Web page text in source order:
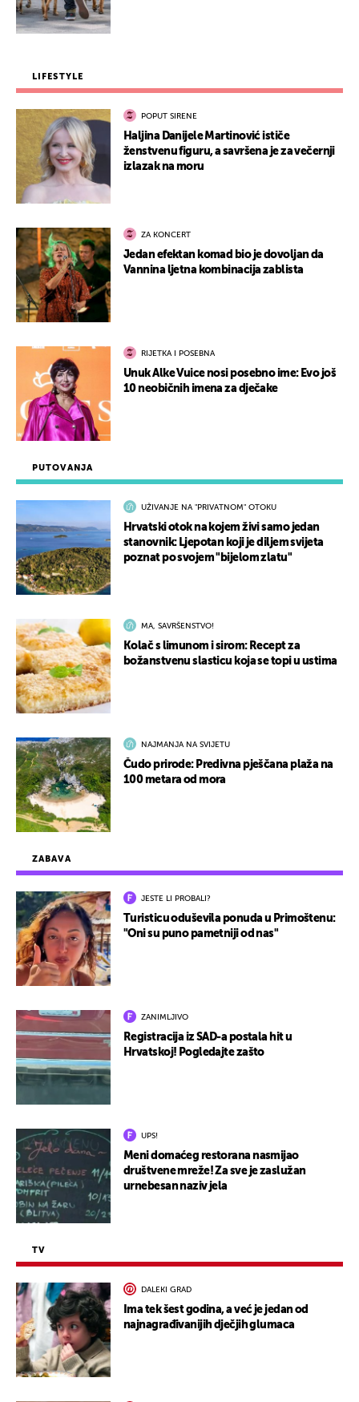
ZABAVA
JESTE LI PROBALI?
Turisticu oduševila ponuda u Primoštenu:
"Oni su puno pametniji od nas"
ZANIMLJIVO
Registracija iz SAD-a postala hit u
Hrvatskoj! Pogledajte zašto
UPS!
Meni domaćeg restorana nasmijao
društvene mreže! Za sve je zaslužan
urnebesan naziv jela
TV
DALEKI GRAD
Ima tek šest godina, a već je jedan od
najnagrađivanijih dječjih glumaca
PUTOVANJA
UŽIVANJE NA "PRIVATNOM" OTOKU
Hrvatski otok na kojem živi samo jedan
stanovnik: Ljepotan koji je diljem svijeta
poznat po svojem "bijelom zlatu"
MA, SAVRŠENSTVO!
Kolač s limunom i sirom: Recept za
božanstvenu slasticu koja se topi u ustima
NAJMANJA NA SVIJETU
Čudo prirode: Predivna pješčana plaža na
100 metara od mora
LIFESTYLE
POPUT SIRENE
Haljina Danijele Martinović ističe
ženstvenu figuru, a savršena je za večernji
izlazak na moru
ZA KONCERT
Jedan efektan komad bio je dovoljan da
Vannina ljetna kombinacija zablista
RIJETKA I POSEBNA
Unuk Alke Vuice nosi posebno ime: Evo još
10 neobičnih imena za dječake